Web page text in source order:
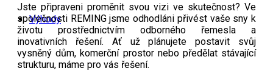
Výhody
Jste připraveni proměnit svou vizi ve skutečnost? Ve
společnosti REMING jsme odhodláni přivést vaše sny k
životu prostřednictvím odborného řemesla a
inovativních řešení. Ať už plánujete postavit svůj
vysněný dům, komerční prostor nebo předělat stávající
strukturu, máme pro vás řešení.